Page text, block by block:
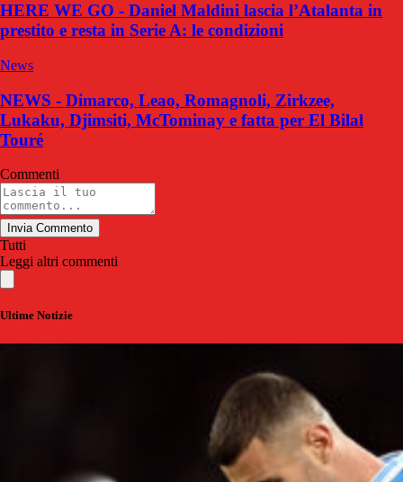
HERE WE GO - Daniel Maldini lascia l’Atalanta in
prestito e resta in Serie A: le condizioni
News
NEWS - Dimarco, Leao, Romagnoli, Zirkzee,
Lukaku, Djimsiti, McTominay e fatta per El Bilal
Touré
Commenti
Invia Commento
Tutti
Leggi altri commenti
Ultime Notizie